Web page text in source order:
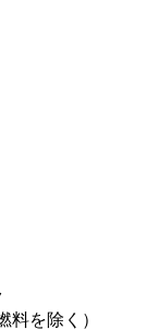
料を除く）